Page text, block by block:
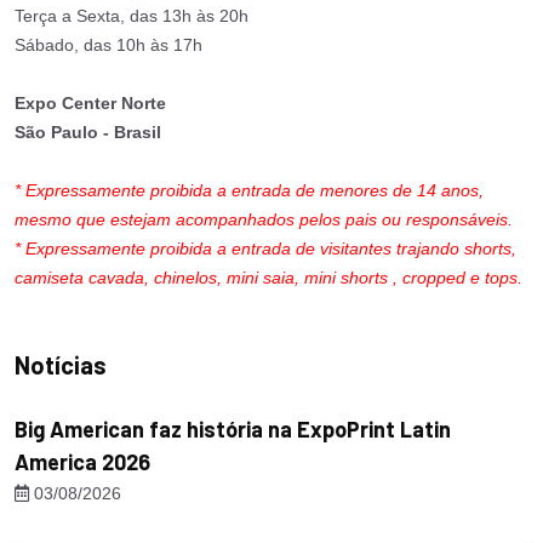
Terça a Sexta, das 13h às 20h
Sábado, das 10h às 17h
Expo Center Norte
São Paulo - Brasil
* Expressamente proibida a entrada de menores de 14 anos,
mesmo que estejam acompanhados pelos pais ou responsáveis.
* Expressamente proibida a entrada de visitantes trajando shorts,
camiseta cavada, chinelos, mini saia, mini shorts , cropped e tops.
Notícias
Big American faz história na ExpoPrint Latin
America 2026
03/08/2026